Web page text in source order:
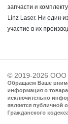
запчасти и
Linz Laser. Ни один
участие в их
© 2019-2026 ООО
Обращаем Ваше
информация о
исключительно
является публичной
Гражданского